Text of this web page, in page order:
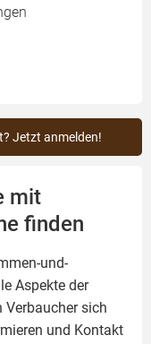
Jetzt anmelden!
mit
finden
und-
Aspekte der
Verbaucher sich
und Kontakt